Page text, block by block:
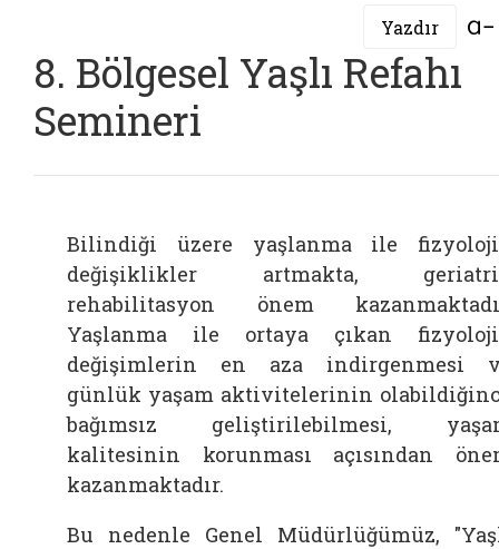
Yazdır
8. Bölgesel Yaşlı Refahı
Semineri
Bilindiği üzere yaşlanma ile
değişiklikler artmakta,
rehabilitasyon önem
Yaşlanma ile ortaya çıkan
değişimlerin en aza indirgenmesi
günlük yaşam aktivitelerinin
bağımsız geliştirilebilmesi,
kalitesinin korunması açısından
kazanmaktadır.
Bu nedenle Genel Müdürlüğümüz,